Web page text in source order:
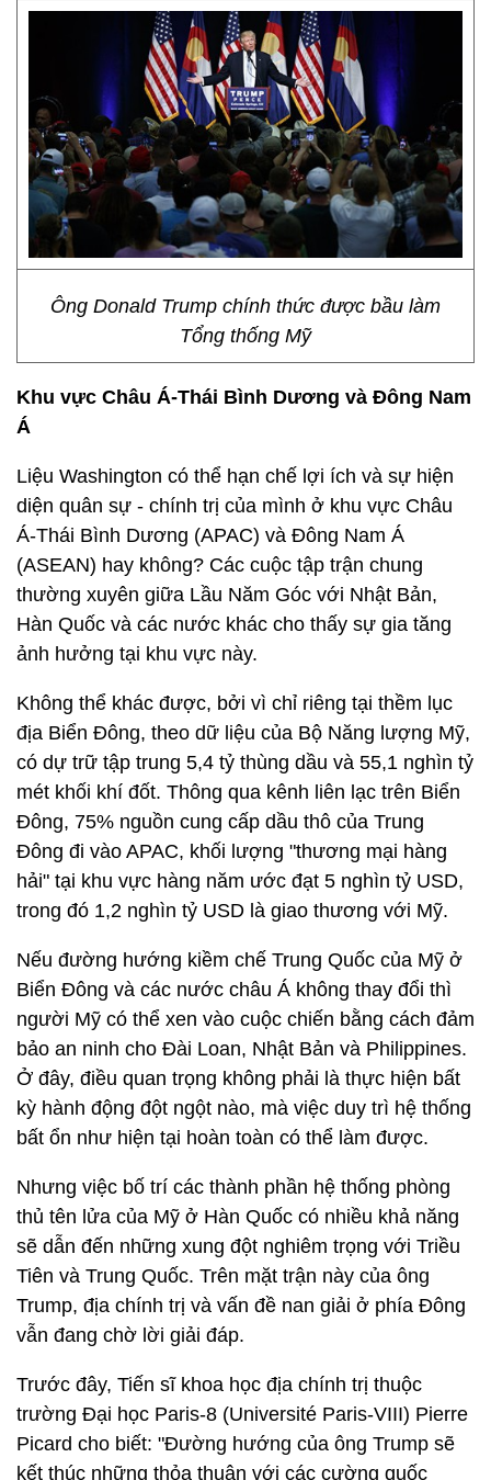
Ông Donald Trump chính thức được bầu làm
Tổng thống Mỹ
Khu vực Châu Á-Thái Bình Dương và Đông Nam
Á
Liệu Washington có thể hạn chế lợi ích và sự hiện
diện quân sự - chính trị của mình ở khu vực Châu
Á-Thái Bình Dương (APAC) và Đông Nam Á
(ASEAN) hay không? Các cuộc tập trận chung
thường xuyên giữa Lầu Năm Góc với Nhật Bản,
Hàn Quốc và các nước khác cho thấy sự gia tăng
ảnh hưởng tại khu vực này.
Không thể khác được, bởi vì chỉ riêng tại thềm lục
địa Biển Đông, theo dữ liệu của Bộ Năng lượng Mỹ,
có dự trữ tập trung 5,4 tỷ thùng dầu và 55,1 nghìn tỷ
mét khối khí đốt. Thông qua kênh liên lạc trên Biển
Đông, 75% nguồn cung cấp dầu thô của Trung
Đông đi vào APAC, khối lượng "thương mại hàng
hải" tại khu vực hàng năm ước đạt 5 nghìn tỷ USD,
trong đó 1,2 nghìn tỷ USD là giao thương với Mỹ.
Nếu đường hướng kiềm chế Trung Quốc của Mỹ ở
Biển Đông và các nước châu Á không thay đổi thì
người Mỹ có thể xen vào cuộc chiến bằng cách đảm
bảo an ninh cho Đài Loan, Nhật Bản và Philippines.
Ở đây, điều quan trọng không phải là thực hiện bất
kỳ hành động đột ngột nào, mà việc duy trì hệ thống
bất ổn như hiện tại hoàn toàn có thể làm được.
Nhưng việc bố trí các thành phần hệ thống phòng
thủ tên lửa của Mỹ ở Hàn Quốc có nhiều khả năng
sẽ dẫn đến những xung đột nghiêm trọng với Triều
Tiên và Trung Quốc. Trên mặt trận này của ông
Trump, địa chính trị và vấn đề nan giải ở phía Đông
vẫn đang chờ lời giải đáp.
Trước đây, Tiến sĩ khoa học địa chính trị thuộc
trường Đại học Paris-8 (Université Paris-VIII) Pierre
Picard cho biết: "Đường hướng của ông Trump sẽ
kết thúc những thỏa thuận với các cường quốc